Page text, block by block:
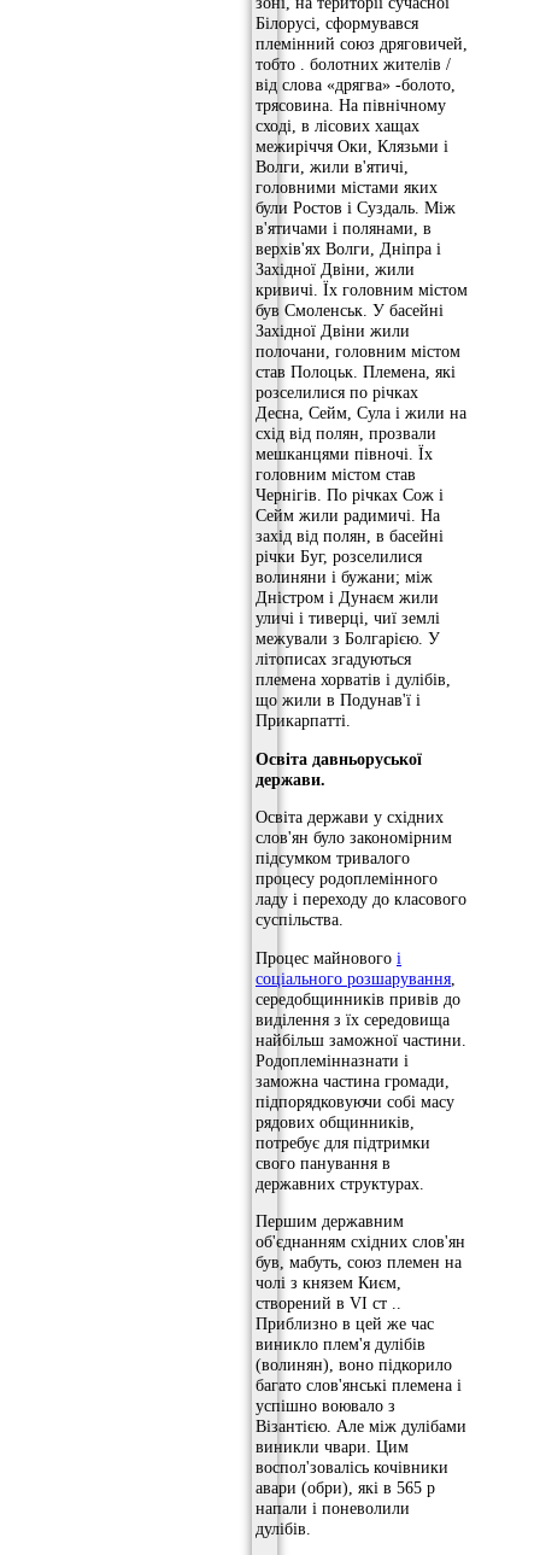
Білорусі, сформувався
племінний союз дряговичей,
тобто . болотних жителів /
від слова «дрягва» -болото,
трясовина. На північному
сході, в лісових хащах
межиріччя Оки, Клязьми і
Волги, жили в'ятичі,
головними містами яких
були Ростов і Суздаль. Між
в'ятичами і полянами, в
верхів'ях Волги, Дніпра і
Західної Двіни, жили
кривичі. Їх головним містом
був Смоленськ. У басейні
Західної Двіни жили
полочани, головним містом
став Полоцьк. Племена, які
розселилися по річках
Десна, Сейм, Сула і жили на
схід від полян, прозвали
мешканцями півночі. Їх
головним містом став
Чернігів. По річках Сож і
Сейм жили радимичі. На
захід від полян, в басейні
річки Буг, розселилися
волиняни і бужани; між
Дністром і Дунаєм жили
уличі і тиверці, чиї землі
межували з Болгарією. У
літописах згадуються
племена хорватів і дулібів,
що жили в Подунав'ї і
Прикарпатті.
Освіта давньоруської
держави.
Освіта держави у східних
слов'ян було закономірним
підсумком тривалого
процесу родоплемінного
ладу і переходу до класового
суспільства.
Процес майнового і
соціального розшарування
середобщинників привів до
виділення з їх середовища
найбільш заможної частини.
Родоплемінназнати і
заможна частина громади,
підпорядковуючи собі масу
рядових общинників,
потребує для підтримки
свого панування в
державних структурах.
Першим державним
об'єднанням східних слов'ян
був, мабуть, союз племен на
чолі з князем Києм,
створений в VI ст ..
Приблизно в цей же час
виникло плем'я дулібів
(волинян), воно підкорило
багато слов'янські племена і
успішно воювало з
Візантією. Але між дулібами
виникли чвари. Цим
воспол'зовалісь кочівники
авари (обри), які в 565 р
напали і поневолили
дулібів.